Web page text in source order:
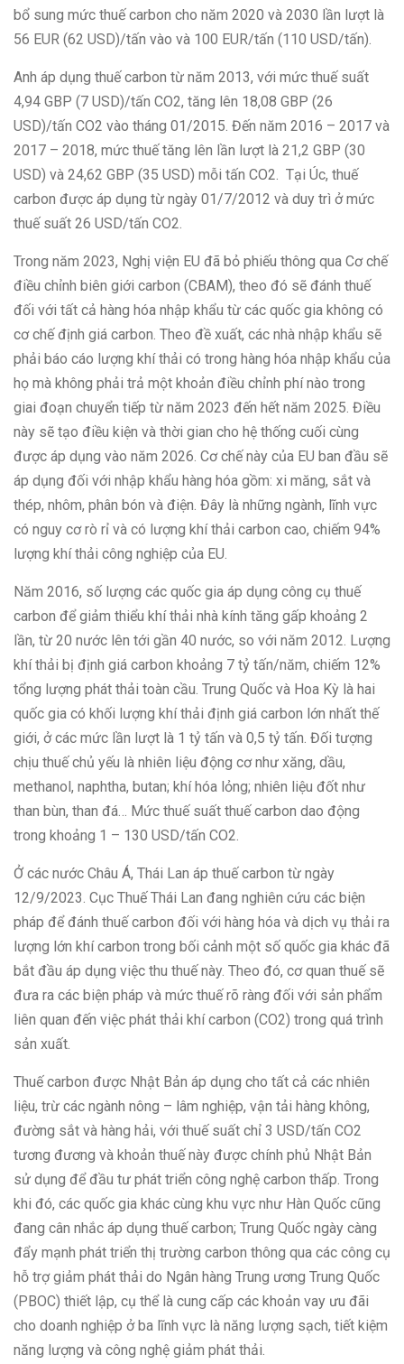
bổ sung mức thuế carbon cho năm 2020 và 2030 lần lượt là
56 EUR (62 USD)/tấn vào và 100 EUR/tấn (110 USD/tấn).
Anh áp dụng thuế carbon từ năm 2013, với mức thuế suất
4,94 GBP (7 USD)/tấn CO2, tăng lên 18,08 GBP (26
USD)/tấn CO2 vào tháng 01/2015. Đến năm 2016 – 2017 và
2017 – 2018, mức thuế tăng lên lần lượt là 21,2 GBP (30
USD) và 24,62 GBP (35 USD) mỗi tấn CO2. Tại Úc, thuế
carbon được áp dụng từ ngày 01/7/2012 và duy trì ở mức
thuế suất 26 USD/tấn CO2.
Trong năm 2023, Nghị viện EU đã bỏ phiếu thông qua Cơ chế
điều chỉnh biên giới carbon (CBAM), theo đó sẽ đánh thuế
đối với tất cả hàng hóa nhập khẩu từ các quốc gia không có
cơ chế định giá carbon. Theo đề xuất, các nhà nhập khẩu sẽ
phải báo cáo lượng khí thải có trong hàng hóa nhập khẩu của
họ mà không phải trả một khoản điều chỉnh phí nào trong
giai đoạn chuyển tiếp từ năm 2023 đến hết năm 2025. Điều
này sẽ tạo điều kiện và thời gian cho hệ thống cuối cùng
được áp dụng vào năm 2026. Cơ chế này của EU ban đầu sẽ
áp dụng đối với nhập khẩu hàng hóa gồm: xi măng, sắt và
thép, nhôm, phân bón và điện. Đây là những ngành, lĩnh vực
có nguy cơ rò rỉ và có lượng khí thải carbon cao, chiếm 94%
lượng khí thải công nghiệp của EU.
Năm 2016, số lượng các quốc gia áp dụng công cụ thuế
carbon để giảm thiểu khí thải nhà kính tăng gấp khoảng 2
lần, từ 20 nước lên tới gần 40 nước, so với năm 2012. Lượng
khí thải bị định giá carbon khoảng 7 tỷ tấn/năm, chiếm 12%
tổng lượng phát thải toàn cầu. Trung Quốc và Hoa Kỳ là hai
quốc gia có khối lượng khí thải định giá carbon lớn nhất thế
giới, ở các mức lần lượt là 1 tỷ tấn và 0,5 tỷ tấn. Đối tượng
chịu thuế chủ yếu là nhiên liệu động cơ như xăng, dầu,
methanol, naphtha, butan; khí hóa lỏng; nhiên liệu đốt như
than bùn, than đá… Mức thuế suất thuế carbon dao động
trong khoảng 1 – 130 USD/tấn CO2.
Ở các nước Châu Á, Thái Lan áp thuế carbon từ ngày
12/9/2023. Cục Thuế Thái Lan đang nghiên cứu các biện
pháp để đánh thuế carbon đối với hàng hóa và dịch vụ thải ra
lượng lớn khí carbon trong bối cảnh một số quốc gia khác đã
bắt đầu áp dụng việc thu thuế này. Theo đó, cơ quan thuế sẽ
đưa ra các biện pháp và mức thuế rõ ràng đối với sản phẩm
liên quan đến việc phát thải khí carbon (CO2) trong quá trình
sản xuất.
Thuế carbon được Nhật Bản áp dụng cho tất cả các nhiên
liệu, trừ các ngành nông – lâm nghiệp, vận tải hàng không,
đường sắt và hàng hải, với thuế suất chỉ 3 USD/tấn CO2
tương đương và khoản thuế này được chính phủ Nhật Bản
sử dụng để đầu tư phát triển công nghệ carbon thấp. Trong
khi đó, các quốc gia khác cùng khu vực như Hàn Quốc cũng
đang cân nhắc áp dụng thuế carbon; Trung Quốc ngày càng
đẩy mạnh phát triển thị trường carbon thông qua các công cụ
hỗ trợ giảm phát thải do Ngân hàng Trung ương Trung Quốc
(PBOC) thiết lập, cụ thể là cung cấp các khoản vay ưu đãi
cho doanh nghiệp ở ba lĩnh vực là năng lượng sạch, tiết kiệm
năng lượng và công nghệ giảm phát thải.